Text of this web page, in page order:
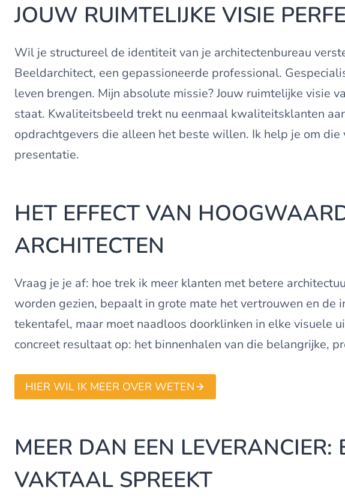
JOUW RUIMTELIJKE VISIE
Wil je structureel de identiteit van je architectenbureau
Beeldarchitect, een gepassioneerde professional.
leven brengen. Mijn absolute missie? Jouw ruimtelijke visie
staat. Kwaliteitsbeeld trekt nu eenmaal kwaliteitsklanten
opdrachtgevers die alleen het beste willen. Ik help je om
presentatie.
HET EFFECT VAN
ARCHITECTEN
Vraag je je af: hoe trek ik meer klanten met betere
worden gezien, bepaalt in grote mate het vertrouwen en
tekentafel, maar moet naadloos doorklinken in elke visuele
concreet resultaat op: het binnenhalen van die belangrijke,
HIER WIL IK MEER OVER WETEN
MEER DAN EEN
VAKTAAL SPREEKT